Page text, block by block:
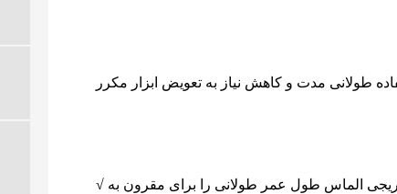
√ سایش تدریجی الماس طول عمر طولانی را برای مقرون به